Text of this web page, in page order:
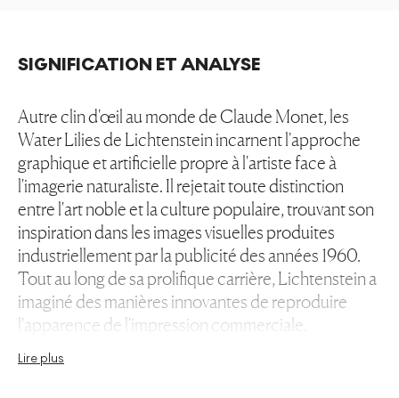
SIGNIFICATION ET ANALYSE
Autre clin d'œil au monde de Claude Monet, les
Water Lilies de Lichtenstein incarnent l'approche
graphique et artificielle propre à l'artiste face à
l'imagerie naturaliste. Il rejetait toute distinction
entre l'art noble et la culture populaire, trouvant son
inspiration dans les images visuelles produites
industriellement par la publicité des années 1960.
Tout au long de sa prolifique carrière, Lichtenstein a
imaginé des manières innovantes de reproduire
l'apparence de l'impression commerciale.
Lire plus